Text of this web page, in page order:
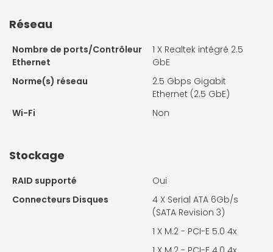
Réseau
Nombre de ports/Contrôleur
Ethernet
1 X Realtek intégré 2.5
GbE
Norme(s) réseau
2.5 Gbps Gigabit
Ethernet (2.5 GbE)
Wi-Fi
Non
Stockage
RAID supporté
Oui
Connecteurs Disques
4 X Serial ATA 6Gb/s
(SATA Revision 3)
1 X M.2 - PCI-E 5.0 4x